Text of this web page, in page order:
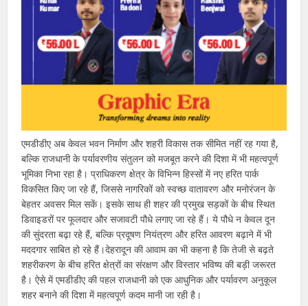
एमडीडीए अब केवल भवन निर्माण और शहरी विकास तक सीमित नहीं रह गया है,
बल्कि राजधानी के पर्यावरणीय संतुलन को मजबूत करने की दिशा में भी महत्वपूर्ण
भूमिका निभा रहा है। प्राधिकरण क्षेत्र के विभिन्न हिस्सों में नए हरित पार्क
विकसित किए जा रहे हैं, जिससे नागरिकों को स्वच्छ वातावरण और मनोरंजन के
बेहतर अवसर मिल सकें। इसके साथ ही शहर की प्रमुख सड़कों के बीच स्थित
डिवाइडरों पर फूलदार और सजावटी पौधे लगाए जा रहे हैं। ये पौधे न केवल दून
की सुंदरता बढ़ा रहे हैं, बल्कि प्रदूषण नियंत्रण और हरित आवरण बढ़ाने में भी
मददगार साबित हो रहे हैं।देहरादून की आवाम का भी कहना है कि तेजी से बढ़ते
शहरीकरण के बीच हरित क्षेत्रों का संरक्षण और विस्तार भविष्य की बड़ी जरूरत
है। ऐसे में एमडीडीए की पहल राजधानी को एक आधुनिक और पर्यावरण अनुकूल
शहर बनाने की दिशा में महत्वपूर्ण कदम मानी जा रही है।